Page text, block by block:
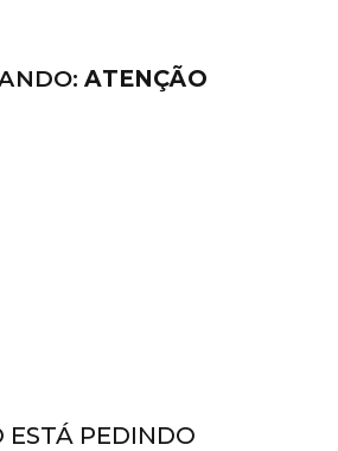
ATENÇÃO
ESTÁ PEDINDO